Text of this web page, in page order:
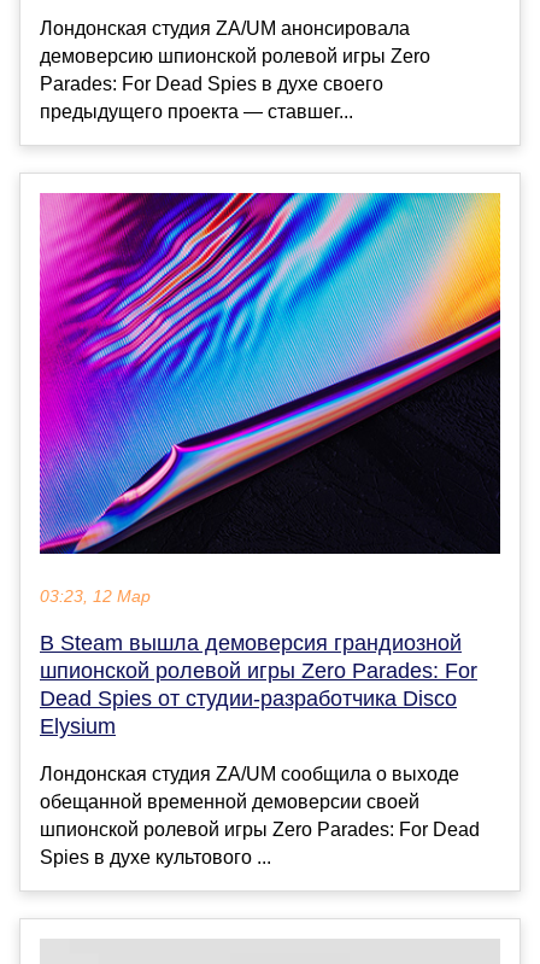
Лондонская студия ZA/UM анонсировала
демоверсию шпионской ролевой игры Zero
Parades: For Dead Spies в духе своего
предыдущего проекта — ставшег...
03:23, 12 Мар
В Steam вышла демоверсия грандиозной
шпионской ролевой игры Zero Parades: For
Dead Spies от студии-разработчика Disco
Elysium
Лондонская студия ZA/UM сообщила о выходе
обещанной временной демоверсии своей
шпионской ролевой игры Zero Parades: For Dead
Spies в духе культового ...